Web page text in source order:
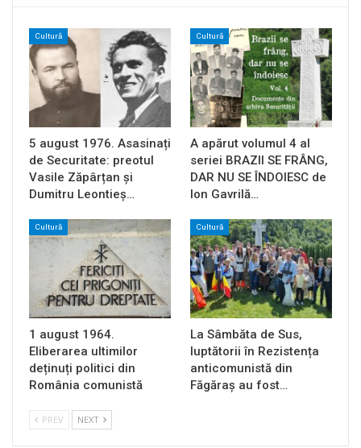
Cultură
5 august 1976. Asasinați
de Securitate: preotul
Vasile Zăpârțan și
Dumitru Leontieș…
Cultură
A apărut volumul 4 al
seriei BRAZII SE FRÂNG,
DAR NU SE ÎNDOIESC de
Ion Gavrilă…
Cultură
1 august 1964.
Eliberarea ultimilor
deținuți politici din
România comunistă
Cultură
La Sâmbăta de Sus,
luptătorii în Rezistența
anticomunistă din
Făgăraș au fost…
PREV NEXT